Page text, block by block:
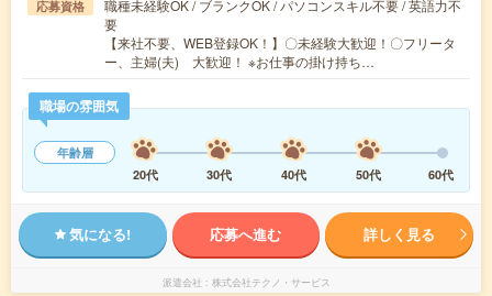
応募資格
職種未経験OK / ブランクOK / パソコンスキル不要 / 英語力不
要
【来社不要、WEB登録OK！】〇未経験大歓迎！〇フリータ
ー、主婦(夫) 大歓迎！ ※お仕事の掛け持ち…
職場の雰囲気
年齢層
20代
30代 40代 50代 60代
気になる! 応募へ進む 詳しく見る
派遣会社 株式会社テクノ・サービス